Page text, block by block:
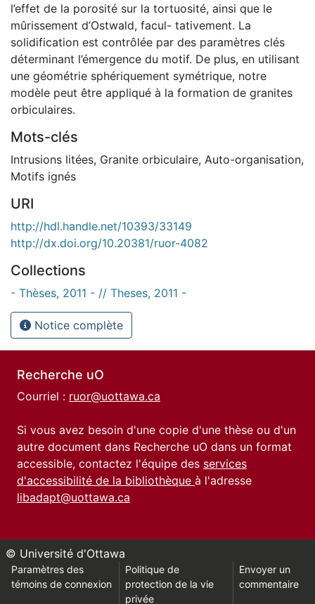
l’effet de la porosité sur la tortuosité, ainsi que le
mûrissement d’Ostwald, facul- tativement. La
solidification est contrôlée par des paramètres clés
déterminant l’émergence du motif. De plus, en utilisant
une géométrie sphériquement symétrique, notre
modèle peut être appliqué à la formation de granites
orbiculaires.
Mots-clés
Intrusions litées, Granite orbiculaire, Auto-organisation,
Motifs ignés
URI
http://hdl.handle.net/10393/33149
http://dx.doi.org/10.20381/ruor-4082
Collections
- Thèses, 2011 - // Theses, 2011 -
Notice complète
Recherche uO
Courriel : ruor@uottawa.ca
Si vous avez besoin d'une copie d'une thèse ou d'un
autre document dans Recherche uO dans un format
accessible, contactez l'équipe des services
d'accessibilité de la bibliothèque à l'adresse
libadapt@uottawa.ca
© Université d'Ottawa
Paramètres des
témoins de connexion
Politique de
protection de la vie
privée
Envoyer un
commentaire